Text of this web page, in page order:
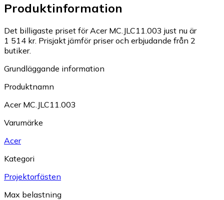
Produktinformation
Det billigaste priset för Acer MC.JLC11.003 just nu är
1 514 kr. Prisjakt jämför priser och erbjudande från 2
butiker.
Grundläggande information
Produktnamn
Acer MC.JLC11.003
Varumärke
Acer
Kategori
Projektorfästen
Max belastning